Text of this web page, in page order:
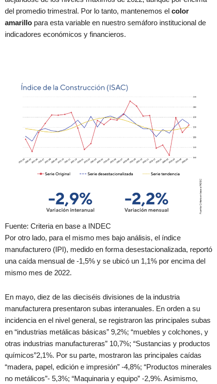
del promedio trimestral. Por lo tanto, mantenemos el color
amarillo para esta variable en nuestro semáforo institucional de
indicadores económicos y financieros.
Fuente: Criteria en base a INDEC
Por otro lado, para el mismo mes bajo análisis, el índice
manufacturero (IPI), medido en forma desestacionalizada, reportó
una caída mensual de -1,5% y se ubicó un 1,1% por encima del
mismo mes de 2022.
En mayo, diez de las dieciséis divisiones de la industria
manufacturera presentaron subas interanuales. En orden a su
incidencia en el nivel general, se registraron las principales subas
en “industrias metálicas básicas” 9,2%; “muebles y colchones, y
otras industrias manufactureras” 10,7%; “Sustancias y productos
químicos”2,1%. Por su parte, mostraron las principales caídas
“madera, papel, edición e impresión” -4,8%; “Productos minerales
no metálicos”- 5,3%; “Maquinaria y equipo” -2,9%. Asimismo,